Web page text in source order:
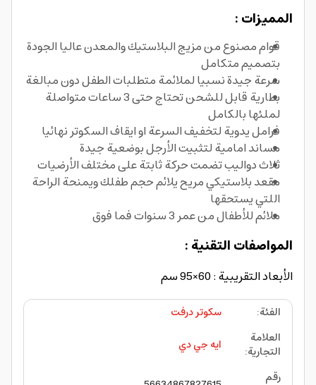
المميزات :
قوام مصنوع من مزيج البلاستيك والمعدن عاليا الجودة
بتصميم متكامل
سرعة جيدة نسبيا لملائمة متطلبات الطفل دون مبالغة
بطارية قابل للشحن تحتاج حتى 3 ساعات متواصلة
لملئها بالكامل
فرامل يدوية لتخفيف السرعة او ايقاف السكوتر نهائيا
مساند امامية لتثبيت الأرجل بوضعية جيدة
ثلاث دواليب تضمت حركة ثابتة على مختلف الأرضيات
مقعد بلاستيكي مريح يلائم حجم طفلك ويمنحة الراحة
اللتي يستحقها
ملائم للأطفال من عمر 3 سنوات فما فوق
المواصفات التقنية :
الأبعاد التقريبية : 60×95 سم
الفئة:
سكوتر درفت
العلامة
التجارية:
ايه جي دي
رقم